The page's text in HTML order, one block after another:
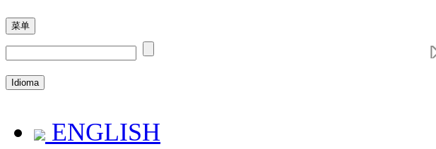
菜单
Idioma
ENGLISH